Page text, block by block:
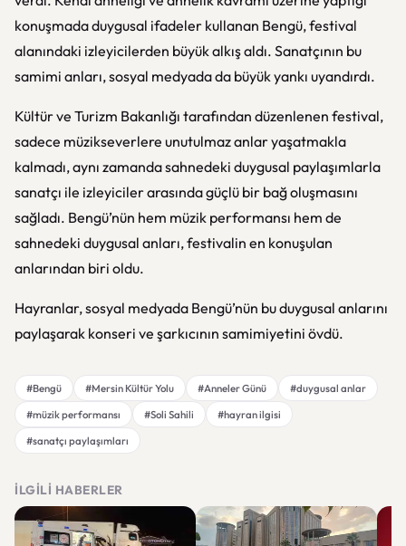
konuşmada duygusal ifadeler kullanan Bengü, festival
alanındaki izleyicilerden büyük alkış aldı. Sanatçının bu
samimi anları, sosyal medyada da büyük yankı uyandırdı.
Kültür ve Turizm Bakanlığı tarafından düzenlenen festival,
sadece müzikseverlere unutulmaz anlar yaşatmakla
kalmadı, aynı zamanda sahnedeki duygusal paylaşımlarla
sanatçı ile izleyiciler arasında güçlü bir bağ oluşmasını
sağladı. Bengü’nün hem müzik performansı hem de
sahnedeki duygusal anları, festivalin en konuşulan
anlarından biri oldu.
Hayranlar, sosyal medyada Bengü’nün bu duygusal anlarını
paylaşarak konseri ve şarkıcının samimiyetini övdü.
#Bengü #Mersin Kültür Yolu #Anneler Günü
#duygusal anlar
#müzik performansı
#Soli Sahili
#hayran ilgisi
#sanatçı paylaşımları
İLGILI HABERLER